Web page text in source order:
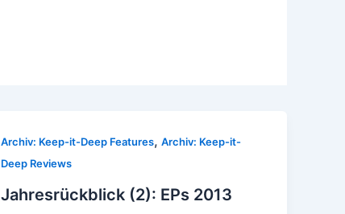
Archiv: Keep-it-Deep Features,Archiv: Keep-it-
Deep Reviews
Jahresrückblick (2): EPs 2013